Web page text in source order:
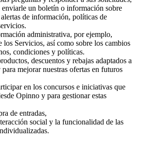
enviarle un boletín o información sobre
de información, políticas de
administrativa, por ejemplo,
los Servicios, así como sobre los cambios
condiciones y políticas.
descuentos y rebajas adaptados a
para mejorar nuestras ofertas en futuros
en los concursos e iniciativas que
Opinno y para gestionar estas
de entradas,
social y la funcionalidad de las